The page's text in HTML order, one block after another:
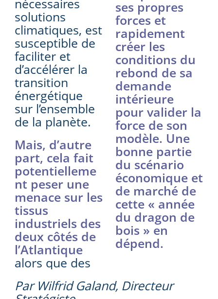
solutions
climatiques, est
susceptible de
faciliter et
d’accélérer la
transition
énergétique
sur l’ensemble
de la planète.
Mais, d’autre
part, cela fait
potentielleme
nt peser une
menace sur les
tissus
industriels des
deux côtés de
l’Atlantique
alors que des
ses propres
forces et
rapidement
créer les
conditions du
rebond de sa
demande
intérieure
pour valider la
force de son
modèle. Une
bonne partie
du scénario
économique et
de marché de
cette « année
du dragon de
bois » en
dépend.
Par Wilfrid Galand, Directeur